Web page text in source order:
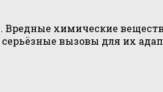
Вредные химические
вызовы для их